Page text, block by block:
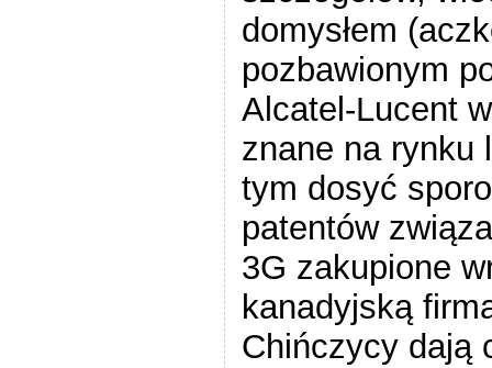
domysłem
pozbawionym
Alcatel-Lucent
znane na rynku
tym dosyć
patentów
3G zakupione
kanadyjską
Chińczycy dają